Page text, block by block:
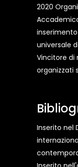
2020
universale
Vincitore di
organizzati
Inserito nel